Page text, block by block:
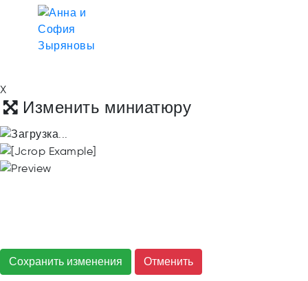
X
Изменить миниатюру
Сохранить изменения